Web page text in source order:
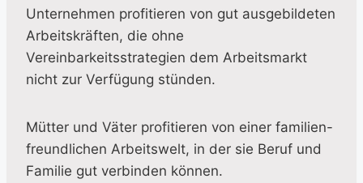
Unternehmen profitieren von gut ausgebildeten
Arbeitskräften, die ohne
Vereinbarkeitsstrategien dem Arbeitsmarkt
nicht zur Verfügung stünden.
Mütter und Väter profitieren von einer familien-
freundlichen Arbeitswelt, in der sie Beruf und
Familie gut verbinden können.